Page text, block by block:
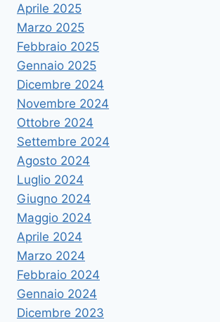
Aprile 2025
Marzo 2025
Febbraio 2025
Gennaio 2025
Dicembre 2024
Novembre 2024
Ottobre 2024
Settembre 2024
Agosto 2024
Luglio 2024
Giugno 2024
Maggio 2024
Aprile 2024
Marzo 2024
Febbraio 2024
Gennaio 2024
Dicembre 2023